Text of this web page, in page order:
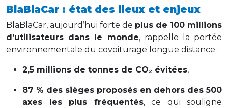
BlaBlaCar : état des lieux et enjeux
BlaBlaCar, aujourd’hui forte de plus de 100 millions
d’utilisateurs dans le monde, rappelle la portée
environnementale du covoiturage longue distance :
2,5 millions de tonnes de CO₂ évitées,
87 % des sièges proposés en dehors des 500
axes les plus fréquentés, ce qui souligne